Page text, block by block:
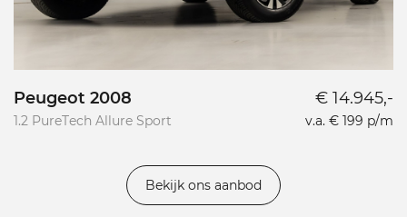
Peugeot 2008
1.2 PureTech Allure Sport
€ 14.945,-
v.a. € 199 p/m
Bekijk ons aanbod